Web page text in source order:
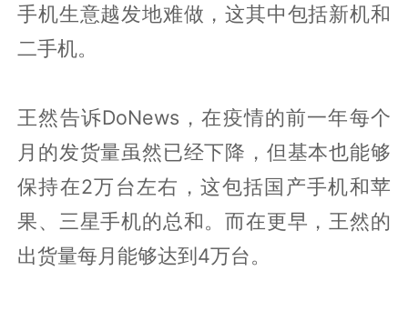
手机生意越发地难做，这其中包括新机和
二手机。
王然告诉DoNews，在疫情的前一年每个
月的发货量虽然已经下降，但基本也能够
保持在2万台左右，这包括国产手机和苹
果、三星手机的总和。而在更早，王然的
出货量每月能够达到4万台。